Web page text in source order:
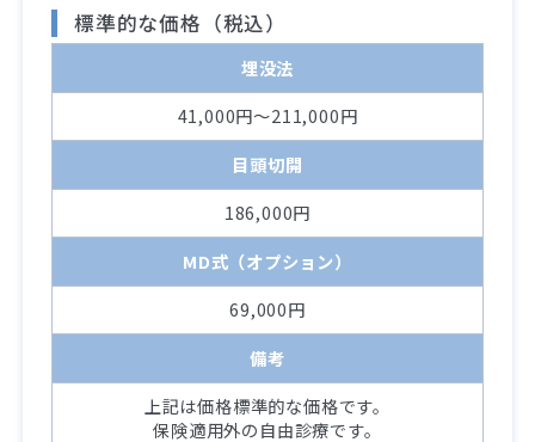
標準的な価格（税込）
埋没法
41,000円～211,000円
目頭切開
186,000円
MD式（オプション）
69,000円
備考
上記は価格標準的な価格です。
保険適用外の自由診療です。